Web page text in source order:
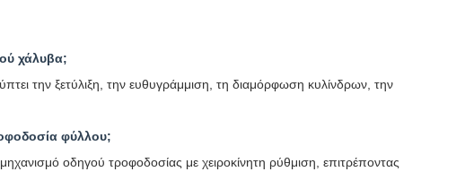
χάλυβα;
την ξετύλιξη, την ευθυγράμμιση, τη διαμόρφωση κυλίνδρων, την
φύλλου;
οδηγού τροφοδοσίας με χειροκίνητη ρύθμιση, επιτρέποντας